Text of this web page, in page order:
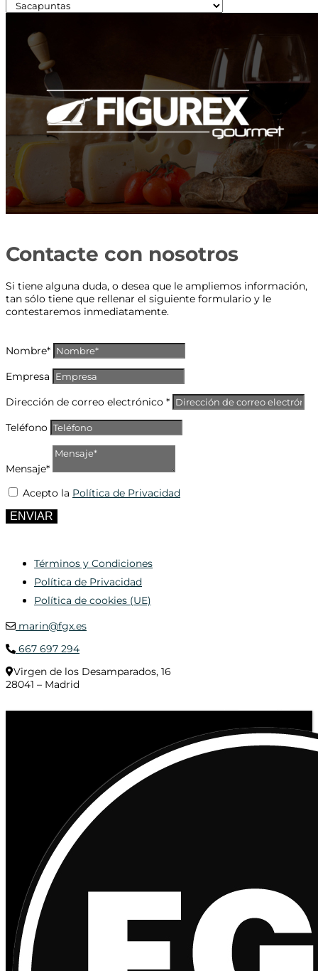
Contacte con nosotros
Si tiene alguna duda, o desea que le ampliemos información,
tan sólo tiene que rellenar el siguiente formulario y le
contestaremos inmediatamente.
Nombre*
Empresa
Dirección de correo electrónico *
Teléfono
Mensaje*
Acepto la Política de Privacidad
ENVIAR
Términos y Condiciones
Política de Privacidad
Política de cookies (UE)
marin@fgx.es
667 697 294
Virgen de los Desamparados, 16
28041 – Madrid